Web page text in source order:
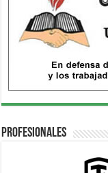
Profesionales